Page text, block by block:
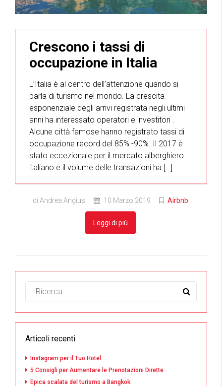
Crescono i tassi di
occupazione in Italia
L’Italia è al centro dell’attenzione quando si
parla di turismo nel mondo. La crescita
esponenziale degli arrivi registrata negli ultimi
anni ha interessato operatori e investitori .
Alcune città famose hanno registrato tassi di
occupazione record del 85% -90%. Il 2017 è
stato eccezionale per il mercato alberghiero
italiano e il volume delle transazioni ha […]
di Andrea Angius 10 Marzo 2019 Airbnb
Leggi di più
Articoli recenti
Instagram per il Tuo Hotel
5 Consigli per Aumentare le Prenotazioni Dirette
Epica scalata del turismo a Bangkok